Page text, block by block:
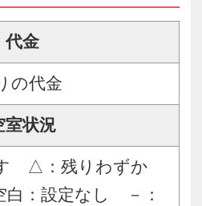
代金
の代金
室状況
△：残りわずか
：設定なし －：